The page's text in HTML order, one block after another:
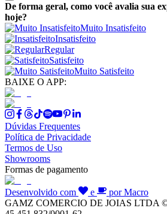
De forma geral, como você avalia sua
hoje?
Muito Insatisfeito
Insatisfeito
Regular
Satisfeito
Muito Satisfeito
BAIXE O APP:
Dúvidas Frequentes
Política de Privacidade
Termos de Uso
Showrooms
Formas de pagamento
Desenvolvido com e
por Macro
GAMZ COMERCIO DE JOIAS LTDA